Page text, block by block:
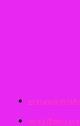
κεντρική
φυτά (βάσει